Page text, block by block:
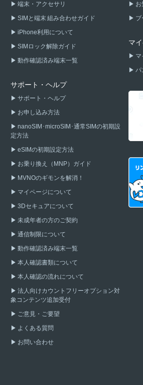
端末・アクセサリ
SIMと端末 組み合わせガイド
iPhone利用について
SIMロック解除ガイド
動作確認済み端末一覧
サポート・ヘルプ
サポート・ヘルプ
お申し込み方法
nanoSIM･microSIM･通常SIMの初期設
定方法
eSIMの初期設定方法
お乗り換え（MNP）ガイド
MVNOのギモンを解消！
マイページについて
3Dセキュアについて
未成年者の方のご契約
通信制限について
動作確認済み端末一覧
本人確認書類について
本人確認の流れについて
法人向けカウントフリーオプション対
象コンテンツ追加受付
ご意見・ご要望
よくある質問
お問い合わせ
お
ブ
マ
マ
パ